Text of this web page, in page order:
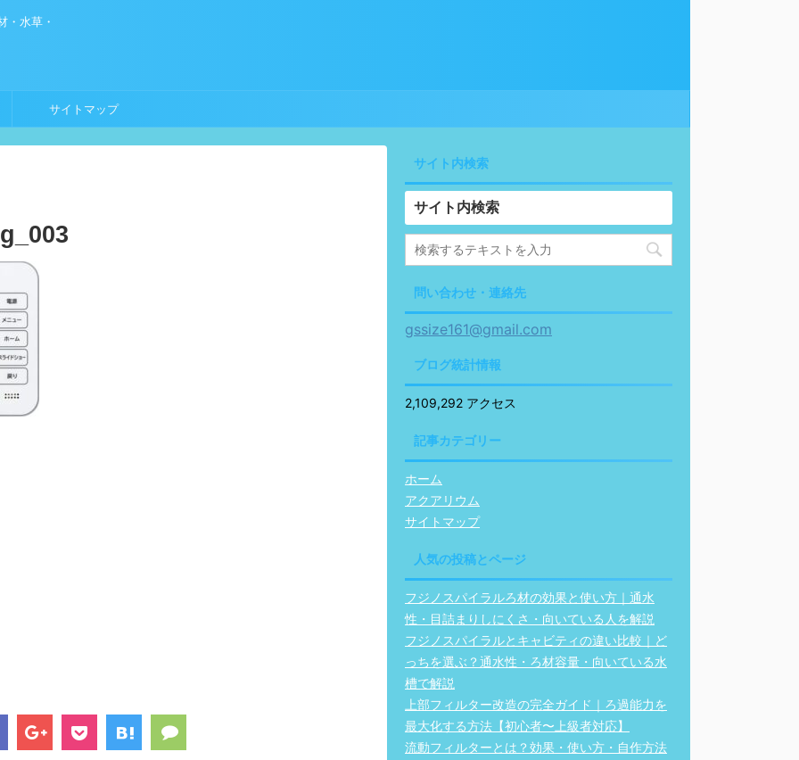
・水草・
サイトマップ
サイト内検索
サイト内検索
問い合わせ・連絡先
gssize161@gmail.com
ブログ統計情報
2,109,292 アクセス
記事カテゴリー
ホーム
アクアリウム
サイトマップ
人気の投稿とページ
フジノスパイラルろ材の効果と使い方｜通水
性・目詰まりしにくさ・向いている人を解説
フジノスパイラルとキャビティの違い比較｜ど
っちを選ぶ？通水性・ろ材容量・向いている水
槽で解説
上部フィルター改造の完全ガイド｜ろ過能力を
最大化する方法【初心者〜上級者対応】
流動フィルターとは？効果・使い方・自作方法